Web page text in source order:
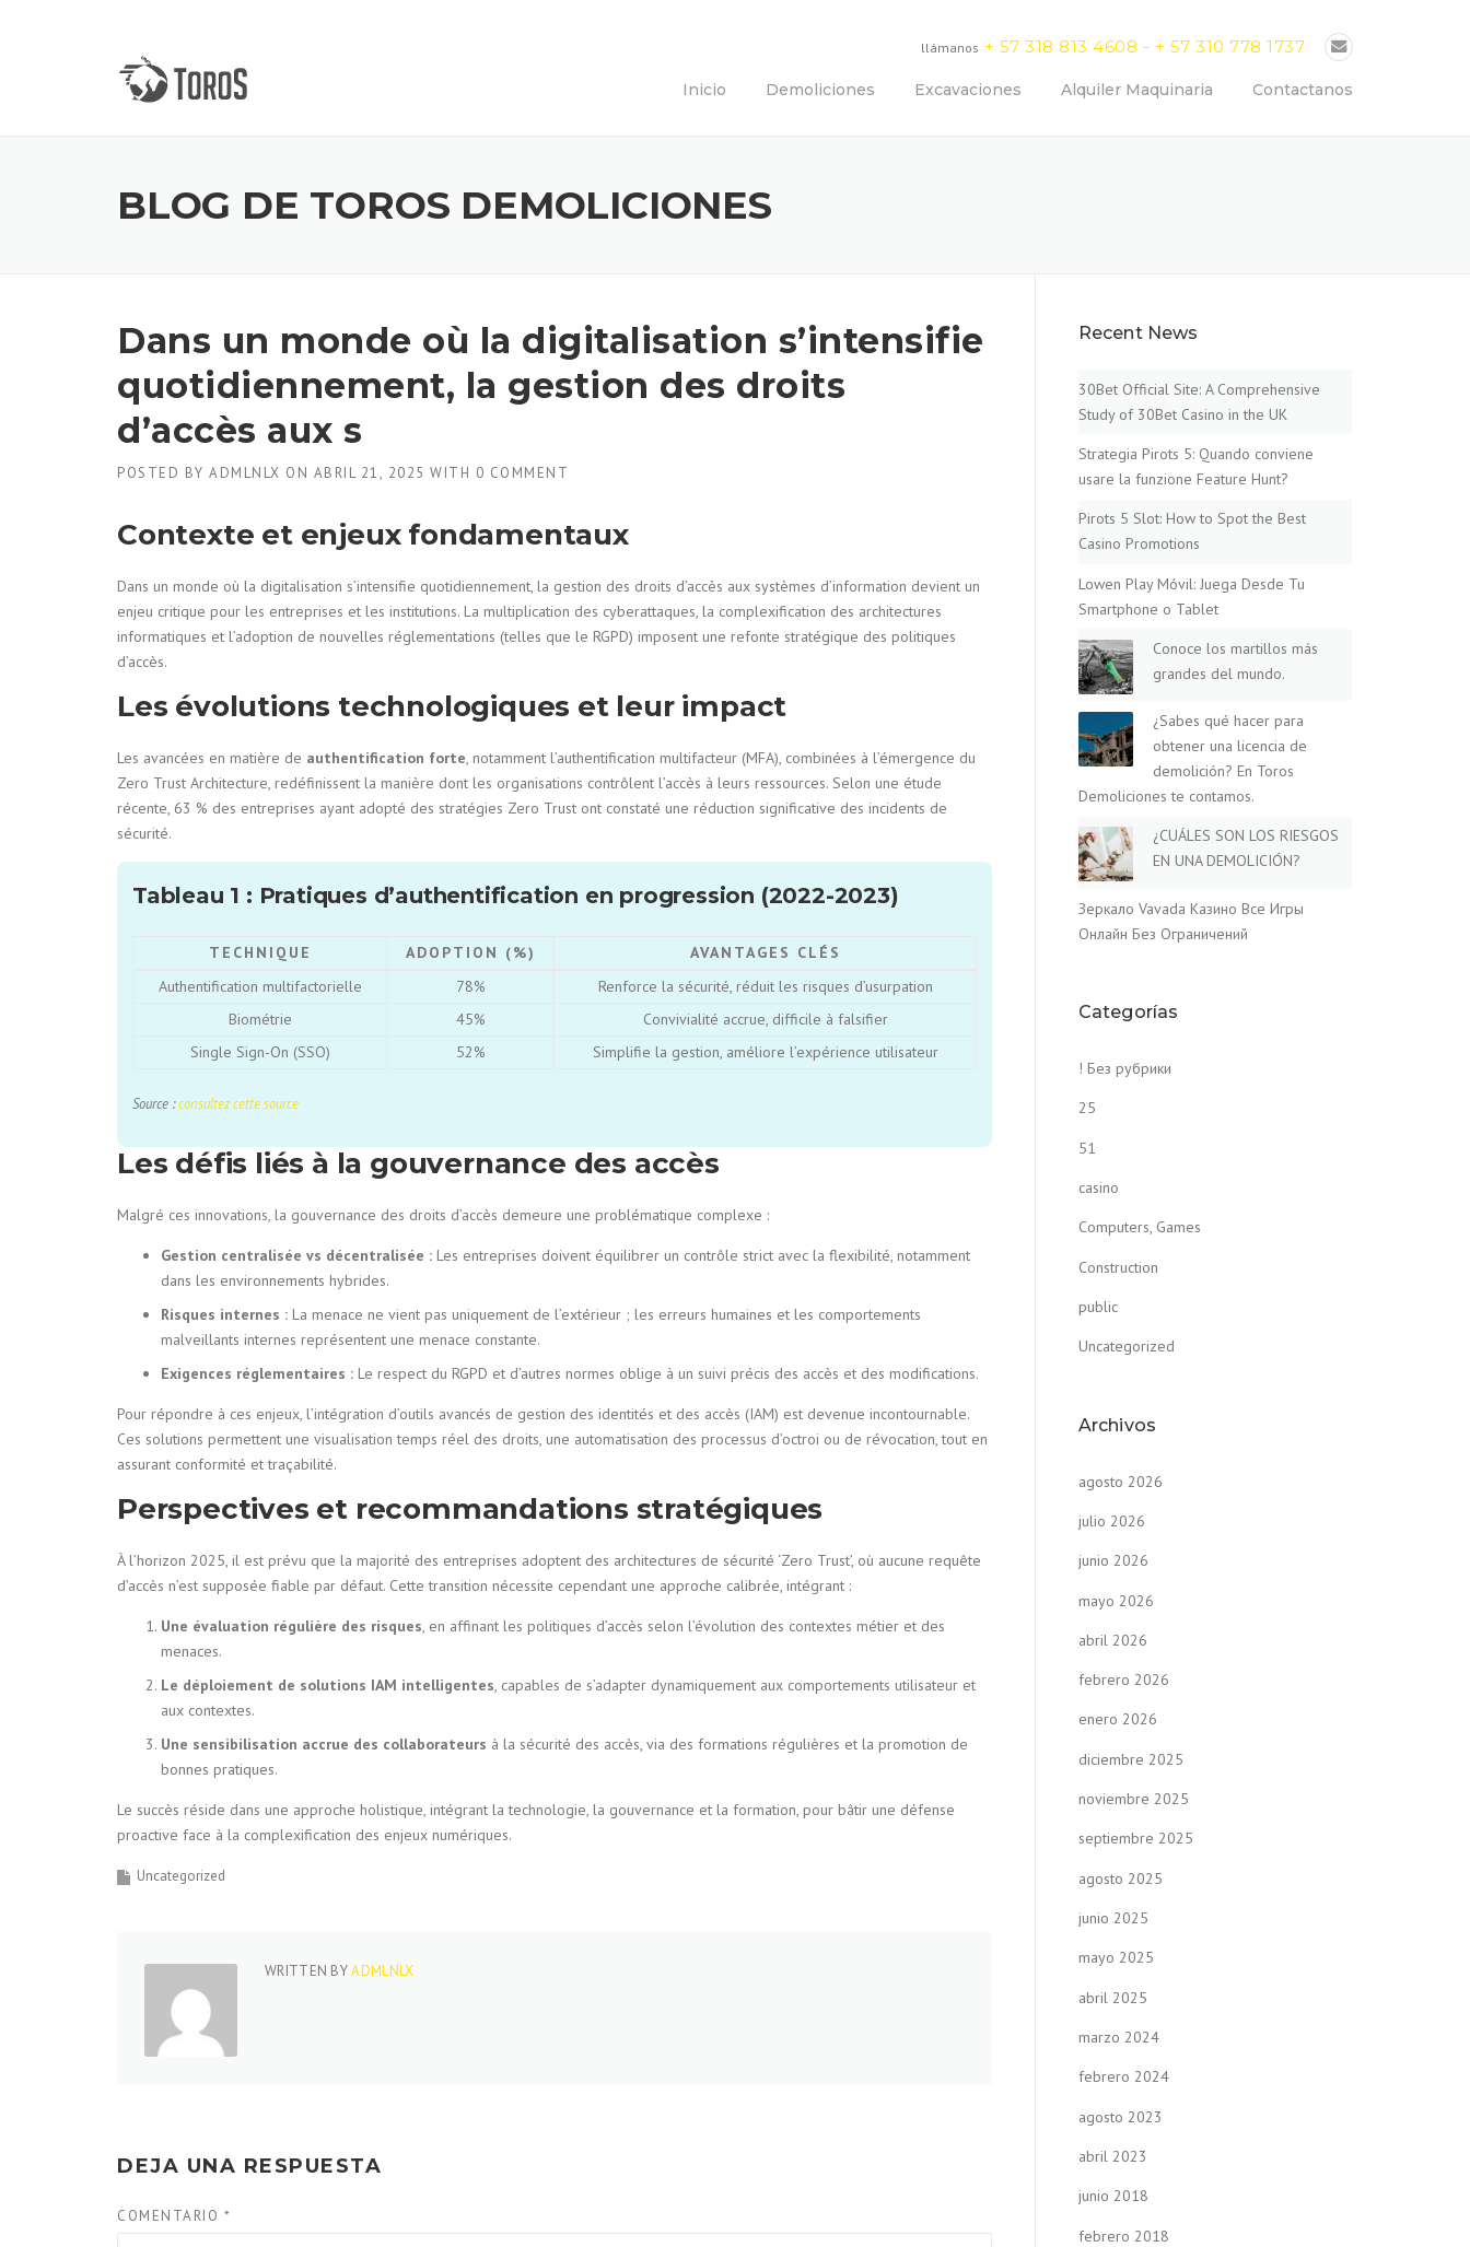
llámanos + 57 318 813 4608 - + 57 310 778 1737
Inicio Demoliciones Excavaciones Alquiler Maquinaria Contactanos
BLOG DE TOROS DEMOLICIONES
Dans un monde où la digitalisation s’intensifie
quotidiennement, la gestion des droits
d’accès aux s
POSTED BY ADMLNLX ON ABRIL 21, 2025 WITH 0 COMMENT
Contexte et enjeux fondamentaux
Dans un monde où la digitalisation s’intensifie quotidiennement, la gestion des droits d’accès aux systèmes d’information devient un
enjeu critique pour les entreprises et les institutions. La multiplication des cyberattaques, la complexification des architectures
informatiques et l’adoption de nouvelles réglementations (telles que le RGPD) imposent une refonte stratégique des politiques
d’accès.
Les évolutions technologiques et leur impact
Les avancées en matière de authentification forte, notamment l’authentification multifacteur (MFA), combinées à l’émergence du
Zero Trust Architecture, redéfinissent la manière dont les organisations contrôlent l’accès à leurs ressources. Selon une étude
récente, 63 % des entreprises ayant adopté des stratégies Zero Trust ont constaté une réduction significative des incidents de
sécurité.
Tableau 1 : Pratiques d’authentification en progression (2022-2023)
TECHNIQUE ADOPTION (%)
AVANTAGES CLÉS
Authentification multifactorielle
78%
Renforce la sécurité, réduit les risques d’usurpation
Biométrie
45%
Convivialité accrue, difficile à falsifier
Single Sign-On (SSO)
52% Simplifie la gestion, améliore l’expérience utilisateur
Source :consultez cette source
Les défis liés à la gouvernance des accès
Malgré ces innovations, la gouvernance des droits d’accès demeure une problématique complexe :
Gestion centralisée vs décentralisée : Les entreprises doivent équilibrer un contrôle strict avec la flexibilité, notamment
dans les environnements hybrides.
Risques internes : La menace ne vient pas uniquement de l’extérieur ; les erreurs humaines et les comportements
malveillants internes représentent une menace constante.
Exigences réglementaires : Le respect du RGPD et d’autres normes oblige à un suivi précis des accès et des modifications.
Pour répondre à ces enjeux, l’intégration d’outils avancés de gestion des identités et des accès (IAM) est devenue incontournable.
Ces solutions permettent une visualisation temps réel des droits, une automatisation des processus d’octroi ou de révocation, tout en
assurant conformité et traçabilité.
Perspectives et recommandations stratégiques
À l’horizon 2025, il est prévu que la majorité des entreprises adoptent des architectures de sécurité ‘Zero Trust’, où aucune requête
d’accès n’est supposée fiable par défaut. Cette transition nécessite cependant une approche calibrée, intégrant :
Une évaluation régulière des risques, en affinant les politiques d’accès selon l’évolution des contextes métier et des
menaces.
Le déploiement de solutions IAM intelligentes, capables de s’adapter dynamiquement aux comportements utilisateur et
aux contextes.
Une sensibilisation accrue des collaborateurs à la sécurité des accès, via des formations régulières et la promotion de
bonnes pratiques.
Le succès réside dans une approche holistique, intégrant la technologie, la gouvernance et la formation, pour bâtir une défense
proactive face à la complexification des enjeux numériques.
Uncategorized
WRITTEN BYADMLNLX
DEJA UNA RESPUESTA
COMENTARIO *
Recent News
30Bet Official Site: A Comprehensive
Study of 30Bet Casino in the UK
Strategia Pirots 5: Quando conviene
usare la funzione Feature Hunt?
Pirots 5 Slot: How to Spot the Best
Casino Promotions
Lowen Play Móvil: Juega Desde Tu
Smartphone o Tablet
Conoce los martillos más
grandes del mundo.
¿Sabes qué hacer para
obtener una licencia de
demolición? En Toros
Demoliciones te contamos.
¿CUÁLES SON LOS RIESGOS
EN UNA DEMOLICIÓN?
Зеркало Vavada Казино Все Игры
Онлайн Без Ограничений
Categorías
! Без рубрики
25
51
casino
Computers, Games
Construction
public
Uncategorized
Archivos
agosto 2026
julio 2026
junio 2026
mayo 2026
abril 2026
febrero 2026
enero 2026
diciembre 2025
noviembre 2025
septiembre 2025
agosto 2025
junio 2025
mayo 2025
abril 2025
marzo 2024
febrero 2024
agosto 2023
abril 2023
junio 2018
febrero 2018